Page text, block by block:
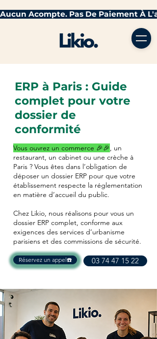
ERP à Paris : Guide
complet pour votre
dossier de
conformité
Vous ouvrez un commerce 🎉🎉, un
restaurant, un cabinet ou une crèche à
Paris ? Vous êtes dans l’obligation de
déposer un dossier ERP pour que votre
établissement respecte la réglementation
en matière d’accueil du public.
Chez Likio, nous réalisons pour vous un
dossier ERP complet, conforme aux
exigences des services d’urbanisme
parisiens et des commissions de sécurité.
Réservez un appel☎️ 03 74 47 15 22